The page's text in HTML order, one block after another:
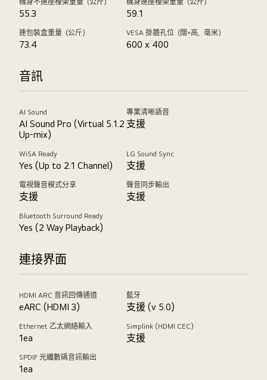
機身不連座檯架重量（公斤）
55.3
機身連座檯架重量（公斤）
59.1
連包裝盒重量（公斤）
73.4
VESA 掛牆孔位（闊×高，毫米）
600 x 400
音訊
AI Sound
AI Sound Pro (Virtual 5.1.2
Up-mix)
專業清晰語音
支援
WiSA Ready
Yes (Up to 2.1 Channel)
LG Sound Sync
支援
電視聲音模式分享
支援
聲音同步輸出
支援
Bluetooth Surround Ready
Yes (2 Way Playback)
連接界面
HDMI ARC 音訊回傳通道
eARC (HDMI 3)
藍牙
支援 (v 5.0)
Ethernet 乙太網絡輸入
1ea
Simplink (HDMI CEC)
支援
SPDIF 光纖數碼音訊輸出
1ea